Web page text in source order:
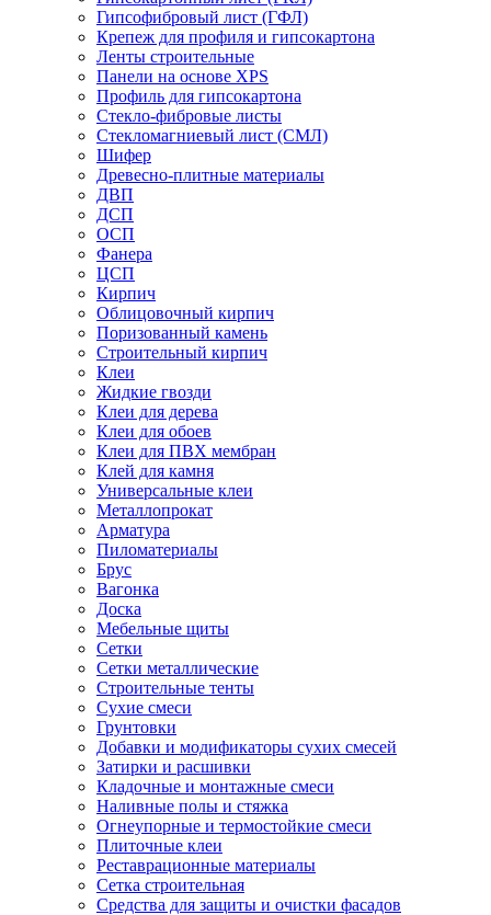
Гипсофибровый лист (ГФЛ)
Крепеж для профиля и гипсокартона
Ленты строительные
Панели на основе XPS
Профиль для гипсокартона
Стекло-фибровые листы
Стекломагниевый лист (СМЛ)
Шифер
Древесно-плитные материалы
ДВП
ДСП
ОСП
Фанера
ЦСП
Кирпич
Облицовочный кирпич
Поризованный камень
Строительный кирпич
Клеи
Жидкие гвозди
Клеи для дерева
Клеи для обоев
Клеи для ПВХ мембран
Клей для камня
Универсальные клеи
Металлопрокат
Арматура
Пиломатериалы
Брус
Вагонка
Доска
Мебельные щиты
Сетки
Сетки металлические
Строительные тенты
Сухие смеси
Грунтовки
Добавки и модификаторы сухих смесей
Затирки и расшивки
Кладочные и монтажные смеси
Наливные полы и стяжка
Огнеупорные и термостойкие смеси
Плиточные клеи
Реставрационные материалы
Сетка строительная
Средства для защиты и очистки фасадов